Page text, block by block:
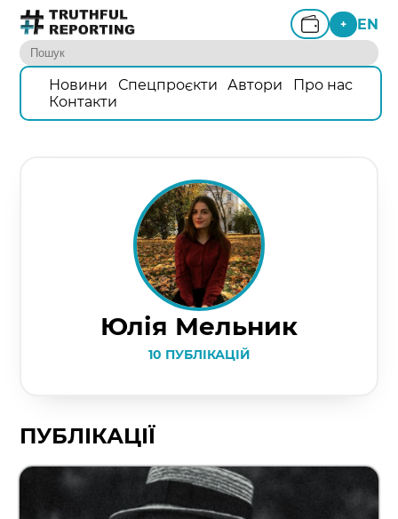
+ EN
Новини Спецпроєкти Автори
Про нас
Контакти
Юлія Мельник
10 ПУБЛІКАЦІЙ
ПУБЛІКАЦІЇ